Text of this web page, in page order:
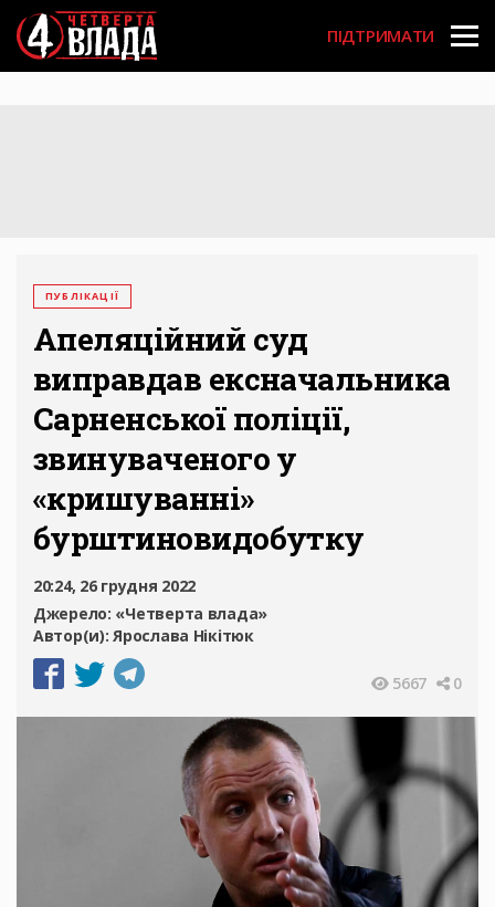
Перейти
до
основного
вмісту
User
account
ПІДТРИМАТИ
ПУБЛІКАЦІЇ
Апеляційний суд
виправдав ексначальника
Сарненської поліції,
звинуваченого у
«кришуванні»
бурштиновидобутку
20:24, 26 грудня 2022
Джерело: «Четверта влада»
Автор(и):Ярослава Нікітюк
5667 0